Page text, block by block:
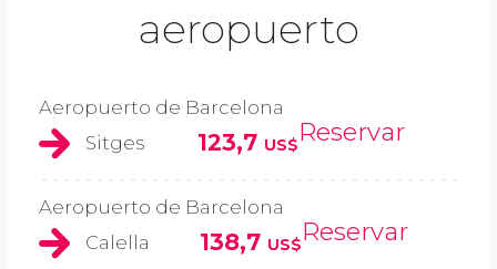
aeropuerto
Aeropuerto de Barcelona
Sitges
123,7 US$Reservar
Aeropuerto de Barcelona
Calella
138,7 US$Reservar